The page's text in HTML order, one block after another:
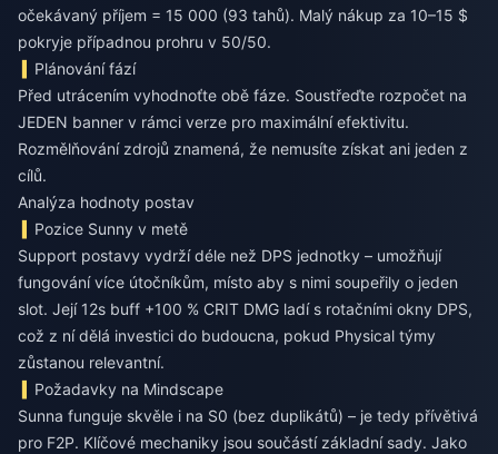
očekávaný příjem = 15 000 (93 tahů). Malý nákup za 10–15 $
pokryje případnou prohru v 50/50.
Plánování fází
Před utrácením vyhodnoťte obě fáze. Soustřeďte rozpočet na
JEDEN banner v rámci verze pro maximální efektivitu.
Rozmělňování zdrojů znamená, že nemusíte získat ani jeden z
cílů.
Analýza hodnoty postav
Pozice Sunny v metě
Support postavy vydrží déle než DPS jednotky – umožňují
fungování více útočníkům, místo aby s nimi soupeřily o jeden
slot. Její 12s buff +100 % CRIT DMG ladí s rotačními okny DPS,
což z ní dělá investici do budoucna, pokud Physical týmy
zůstanou relevantní.
Požadavky na Mindscape
Sunna funguje skvěle i na S0 (bez duplikátů) – je tedy přívětivá
pro F2P. Klíčové mechaniky jsou součástí základní sady. Jako